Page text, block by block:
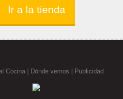
Ir a la tienda
Cocina| Dónde vernos | Publicidad